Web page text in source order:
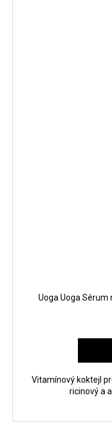
Uoga Uoga Sérum
Vitamínový koktejl
ricinový a